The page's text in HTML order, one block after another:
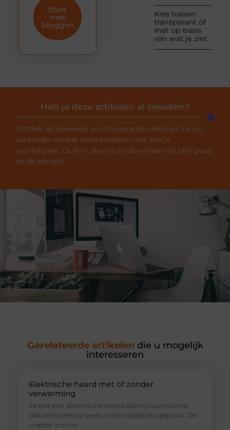
Kies tussen
transparant of
mat op basis
van wat je ziet
Start
met
bloggen
Heb je deze artikelen al bekeken?
Ontdek de boeiende en interessante verhalen die wij
aanbieden en laat onze artikelen niet aan je
voorbijgaan. Duik in diverse onderwerpen en blijf goed
op de hoogte.
Gerelateerde artikelen die u mogelijk
interesseren
Elektrische haard met of zonder
verwarming
Je wilt een elektrische haard die in jouw ruimte
ook echt prettig werkt in het dagelijks gebruik. De
snelste manier